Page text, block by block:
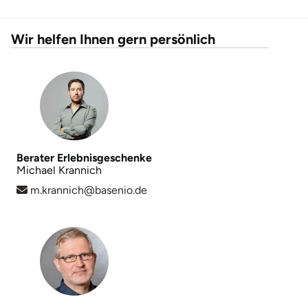
Wir helfen Ihnen gern persönlich
Berater Erlebnisgeschenke
Michael Krannich
m.krannich@basenio.de
Fürth
Geiselwind
Gelnhausen
Gersfeld
Göppingen